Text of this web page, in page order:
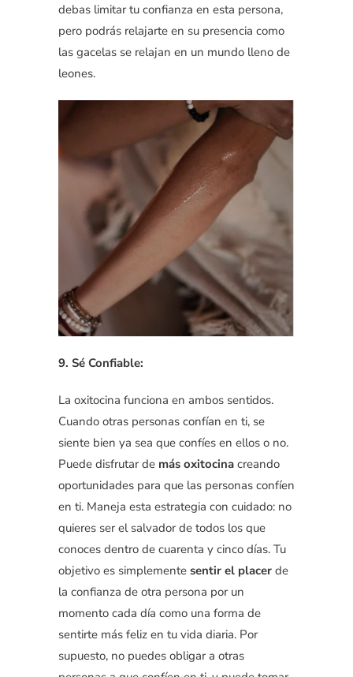
debas limitar tu confianza en esta persona,
pero podrás relajarte en su presencia como
las gacelas se relajan en un mundo lleno de
leones.
9. Sé Confiable:
La oxitocina funciona en ambos sentidos.
Cuando otras personas confían en ti, se
siente bien ya sea que confíes en ellos o no.
Puede disfrutar de más oxitocina creando
oportunidades para que las personas confíen
en ti. Maneja esta estrategia con cuidado: no
quieres ser el salvador de todos los que
conoces dentro de cuarenta y cinco días. Tu
objetivo es simplemente sentir el placer de
la confianza de otra persona por un
momento cada día como una forma de
sentirte más feliz en tu vida diaria. Por
supuesto, no puedes obligar a otras